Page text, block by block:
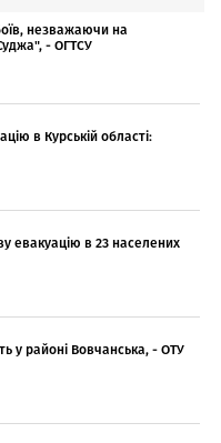
незважаючи на
- ОГТСУ
в Курській області:
евакуацію в 23 населених
у районі Вовчанська, - ОТУ